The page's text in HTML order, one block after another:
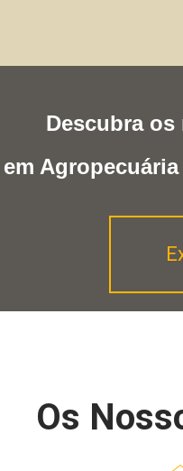
Descubra
em
Os